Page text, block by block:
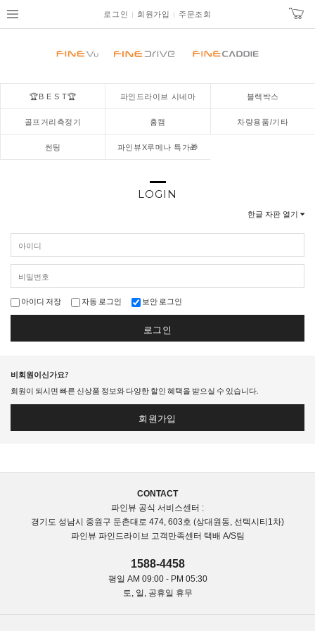
로그인 회원가입 주문조회
🏆B E S T🏆 파인드라이브 시네마 블랙박스
골프거리측정기 홈캠 차량용품/기타
썬팅 파인뷰X루메나 특가🎁
LOGIN
한글 자판 열기
아이디 저장 자동 로그인 보안 로그인
로그인
비회원이신가요?
회원이 되시면 빠른 신상품 정보와 다양한 할인 혜택을 받으실 수 있습니다.
회원가입
CONTACT
파인뷰 공식 서비스센터 :
경기도 성남시 중원구 둔촌대로 474, 603호 (상대원동, 선텍시티1차)
파인뷰 파인드라이브 고객만족센터 택배 A/S팀
1588-4458
평일 AM 09:00 - PM 05:30
토, 일, 공휴일 휴무